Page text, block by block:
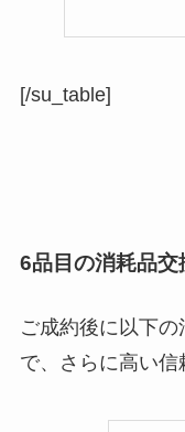
[/su_table]
6品目の消耗品交
ご成約後に以下
で、さらに高い信